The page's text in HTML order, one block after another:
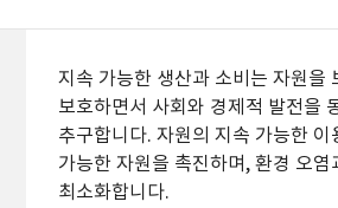
지속 가능한 생산과 소비는 자원을
보호하면서 사회와 경제적 발전을
추구합니다. 자원의 지속 가능한 이
가능한 자원을 촉진하며, 환경 오염
최소화합니다.